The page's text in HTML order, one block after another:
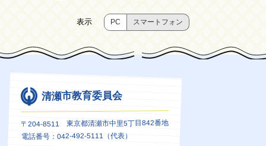
表示 PC スマートフォン
清瀬市教育委員会
〒204-8511 東京都清瀬市中里5丁目842番地
電話番号：042-492-5111（代表）